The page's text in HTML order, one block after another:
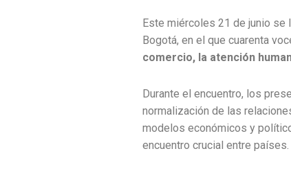
Este miércoles 21 de junio se
Bogotá, en el que cuarenta
comercio, la atención
Durante el encuentro, los
normalización de las
modelos económicos y
encuentro crucial entre países.